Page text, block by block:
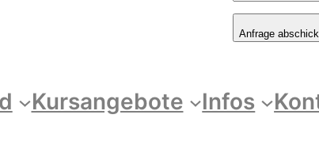
Anfrage
Kursangebote Infos